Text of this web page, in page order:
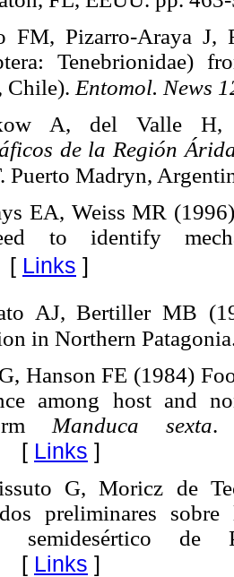
FM, Pizarro-Araya J,
Tenebrionidae)
Chile). Entomol. News
A, del Valle
de la Región
Puerto Madryn,
EA, Weiss MR
to identify
Links ]
AJ, Bertiller MB
in Northern
Hanson FE (1984)
among host and
Manduca sexta
Links ]
G, Moricz de
preliminares
semidesértico de
Links ]